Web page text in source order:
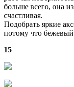
больше всего, она
счастливая.
Подобрать яркие
потому что бежевый
15